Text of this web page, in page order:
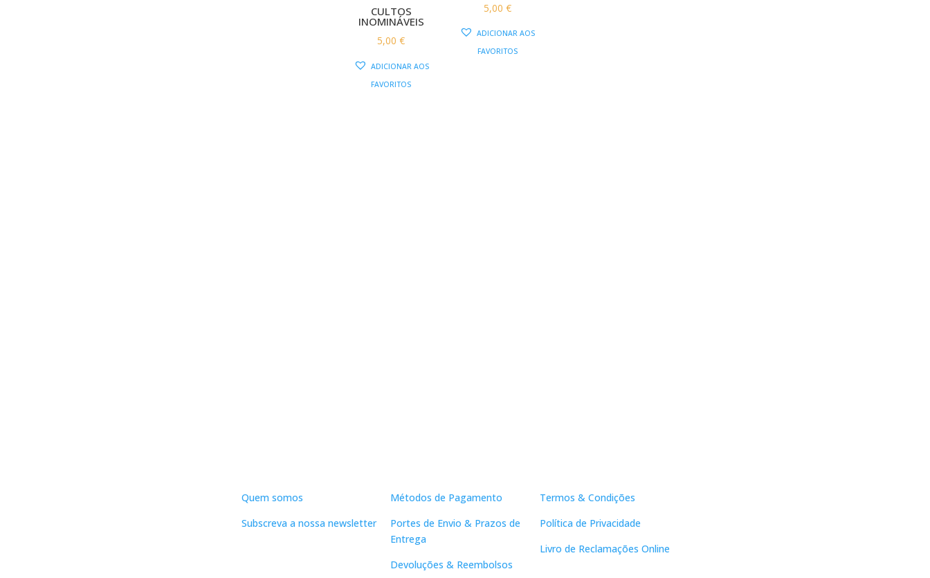
CULTOS
INOMINÁVEIS
5,00€
ADICIONAR AOS
FAVORITOS
5,00 €
ADICIONAR AOS
FAVORITOS
Quem somos
Subscreva a nossa newsletter
Métodos de Pagamento
Portes de Envio & Prazos de
Entrega
Devoluções & Reembolsos
Termos & Condições
Política de Privacidade
Livro de Reclamações Online